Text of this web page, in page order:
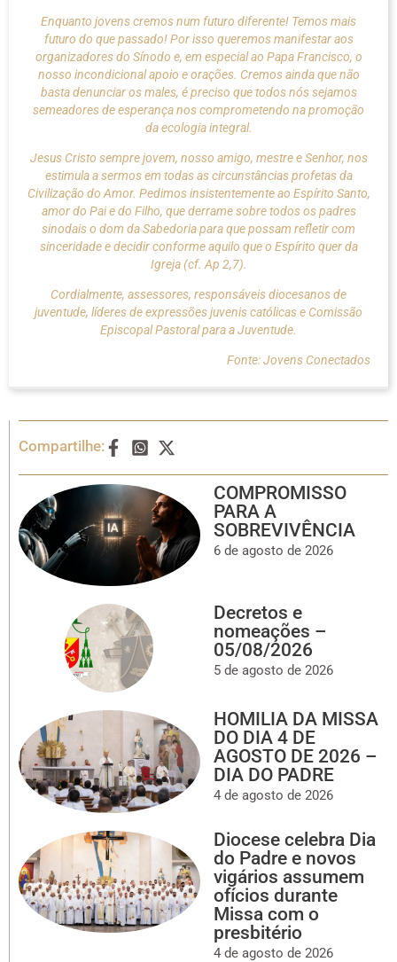
Enquanto jovens cremos num futuro diferente! Temos mais
futuro do que passado! Por isso queremos manifestar aos
organizadores do Sínodo e, em especial ao Papa Francisco, o
nosso incondicional apoio e orações. Cremos ainda que não
basta denunciar os males, é preciso que todos nós sejamos
semeadores de esperança nos comprometendo na promoção
da ecologia integral.
Jesus Cristo sempre jovem, nosso amigo, mestre e Senhor, nos
estimula a sermos em todas as circunstâncias profetas da
Civilização do Amor. Pedimos insistentemente ao Espírito Santo,
amor do Pai e do Filho, que derrame sobre todos os padres
sinodais o dom da Sabedoria para que possam refletir com
sinceridade e decidir conforme aquilo que o Espírito quer da
Igreja (cf. Ap 2,7).
Cordialmente, assessores, responsáveis diocesanos de
juventude, líderes de expressões juvenis católicas e Comissão
Episcopal Pastoral para a Juventude.
Fonte: Jovens Conectados
Compartilhe:
COMPROMISSO
PARA A
SOBREVIVÊNCIA
6 de agosto de 2026
Decretos e
nomeações –
05/08/2026
5 de agosto de 2026
HOMILIA DA MISSA
DO DIA 4 DE
AGOSTO DE 2026 –
DIA DO PADRE
4 de agosto de 2026
Diocese celebra Dia
do Padre e novos
vigários assumem
ofícios durante
Missa com o
presbitério
4 de agosto de 2026